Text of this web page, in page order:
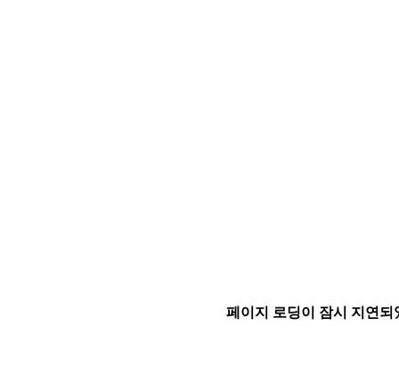
페이지 로딩이 잠시 지연